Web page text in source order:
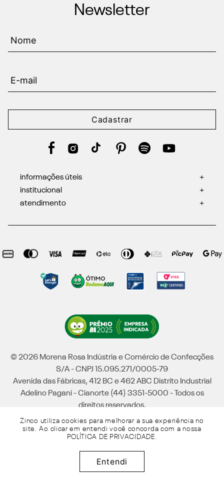
Zinco utiliza cookies para melhorar a sua experiência no
site. Ao clicar em entendi você concorda com a nossa
POLÍTICA DE PRIVACIDADE.
Entendi
Newsletter
Cadastrar
informações úteis
+
institucional
+
atendimento
+
© 2026 Morena Rosa Indústria e Comércio de Confecções
S/A - CNPJ 15.095.271/0005-79
Avenida das Fábricas, 412 BC e 462 ABC Distrito Industrial
Adelino Pagani - Cianorte (44) 3351-5000 - Todos os
direitos reservados.